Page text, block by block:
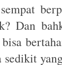
Dan
bisa
sedikit